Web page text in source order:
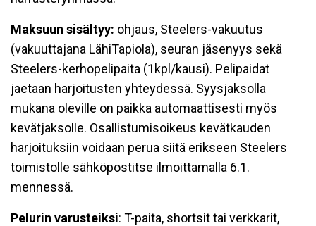
Maksuun sisältyy: ohjaus, Steelers-vakuutus
(vakuuttajana LähiTapiola), seuran jäsenyys sekä
Steelers-kerhopelipaita (1kpl/kausi). Pelipaidat
jaetaan harjoitusten yhteydessä. Syysjaksolla
mukana oleville on paikka automaattisesti myös
kevätjaksolle. Osallistumisoikeus kevätkauden
harjoituksiin voidaan perua siitä erikseen Steelers
toimistolle sähköpostitse ilmoittamalla 6.1.
mennessä.
Pelurin varusteiksi: T-paita, shortsit tai verkkarit,